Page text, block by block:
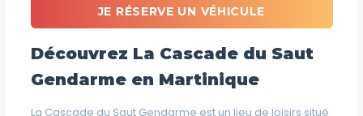
JE RÉSERVE UN VÉHICULE
Découvrez La Cascade du Saut
Gendarme en Martinique
La Cascade du Saut Gendarme est un lieu de loisirs situé